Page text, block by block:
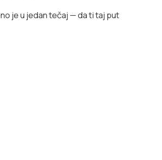
je u jedan tečaj — da ti taj put